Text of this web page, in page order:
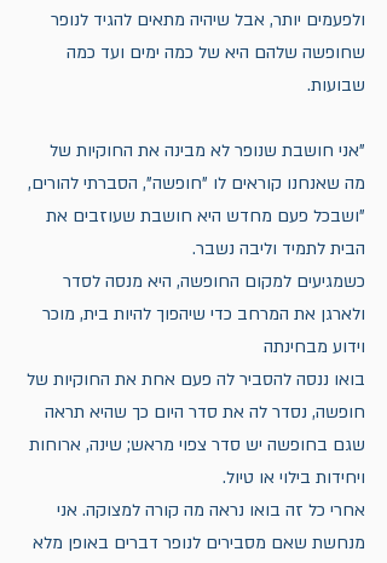
ולפעמים יותר, אבל שיהיה מתאים להגיד לנופר
שחופשה שלהם היא של כמה ימים ועד כמה
שבועות.
"אני חושבת שנופר לא מבינה את החוקיות של
מה שאנחנו קוראים לו "חופשה", הסברתי להורים,
"ושבכל פעם מחדש היא חושבת שעוזבים את
הבית לתמיד וליבה נשבר.
כשמגיעים למקום החופשה, היא מנסה לסדר
ולארגן את המרחב כדי שיהפוך להיות בית, מוכר
וידוע מבחינתה
בואו ננסה להסביר לה פעם אחת את החוקיות של
חופשה, נסדר לה את סדר היום כך שהיא תראה
שגם בחופשה יש סדר צפוי מראש; שינה, ארוחות
ויחידות בילוי או טיול.
אחרי כל זה בואו נראה מה קורה למצוקה. אני
מנחשת שאם מסבירים לנופר דברים באופן מלא